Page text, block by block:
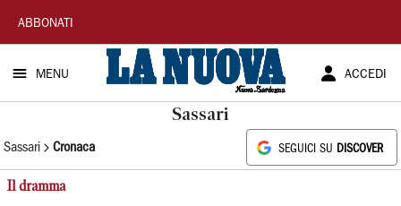
La
Nuova
Sardegna
ABBONATI
MENU ACCEDI
Sassari
Sassari Cronaca SEGUICI SU DISCOVER
Il dramma